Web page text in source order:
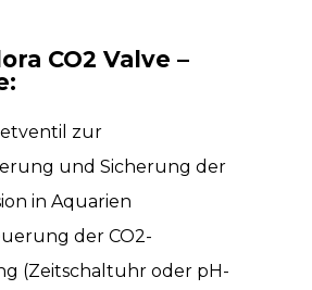
CO2 Valve –
zur
und Sicherung der
in Aquarien
der CO2-
(Zeitschaltuhr oder pH-